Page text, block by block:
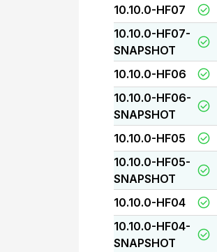
10.10.0-HF07
10.10.0-HF07-
SNAPSHOT
10.10.0-HF06
10.10.0-HF06-
SNAPSHOT
10.10.0-HF05
10.10.0-HF05-
SNAPSHOT
10.10.0-HF04
10.10.0-HF04-
SNAPSHOT